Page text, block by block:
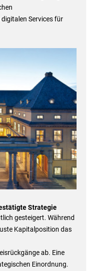
Services für
Strategie
gesteigert. Während
Kapitalposition das
ab. Eine
Einordnung.